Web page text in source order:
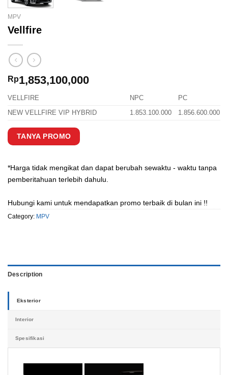
MPV
Vellfire
Rp1,853,100,000
VELLFIRE NPC
PC
NEW VELLFIRE VIP HYBRID
1.853.100.000 1.856.600.000
TANYA PROMO
*Harga tidak mengikat dan dapat berubah sewaktu - waktu tanpa
pemberitahuan terlebih dahulu.
Hubungi kami untuk mendapatkan promo terbaik di bulan ini !!
Category: MPV
Description
Eksterior
Interior
Spesifikasi